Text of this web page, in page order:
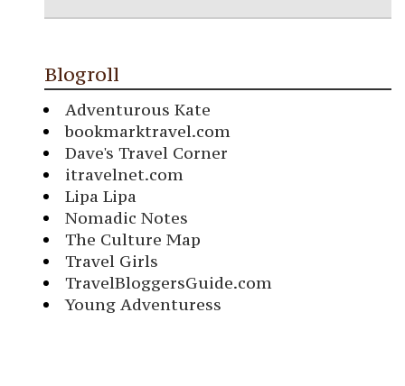
Blogroll
Adventurous Kate
bookmarktravel.com
Dave's Travel Corner
itravelnet.com
Lipa Lipa
Nomadic Notes
The Culture Map
Travel Girls
TravelBloggersGuide.com
Young Adventuress